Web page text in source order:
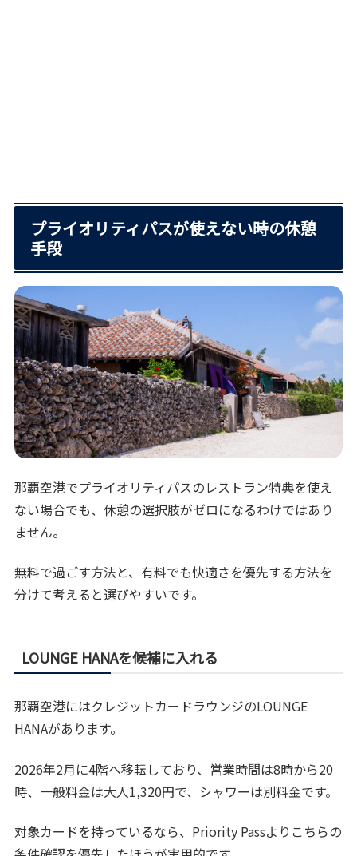
プライオリティパスが使えない時の休憩
手段
那覇空港でプライオリティパスのレストラン特典を使え
ない場合でも、休憩の選択肢がゼロになるわけではあり
ません。
無料で過ごす方法と、有料でも快適さを優先する方法を
分けて考えると選びやすいです。
LOUNGE HANAを候補に入れる
那覇空港にはクレジットカードラウンジのLOUNGE
HANAがあります。
2026年2月に4階へ移転しており、営業時間は8時から20
時、一般料金は大人1,320円で、シャワーは別料金です。
対象カードを持っているなら、Priority Passよりこちらの